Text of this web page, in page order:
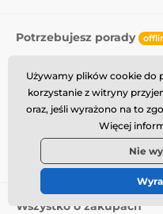
Potrzebujesz porady
info@momanio.pl
Gdzie nas znaleźć
Wszystko o zakupach
Używamy plików cookie do
korzystanie z witryny
oraz, jeśli wyrażono na to
Więcej
Nie